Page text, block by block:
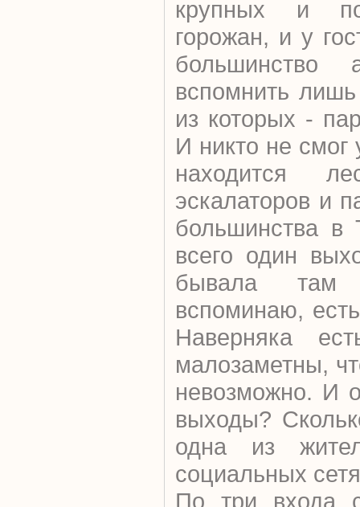
крупных и
горожан, и у
большинство
вспомнить
из которых -
И никто не смог
находится
эскалаторов и
большинства
всего один
бывала
вспоминаю,
Наверняка
малозаметны,
невозможно. И
выходы?
одна из
социальных
По три входа